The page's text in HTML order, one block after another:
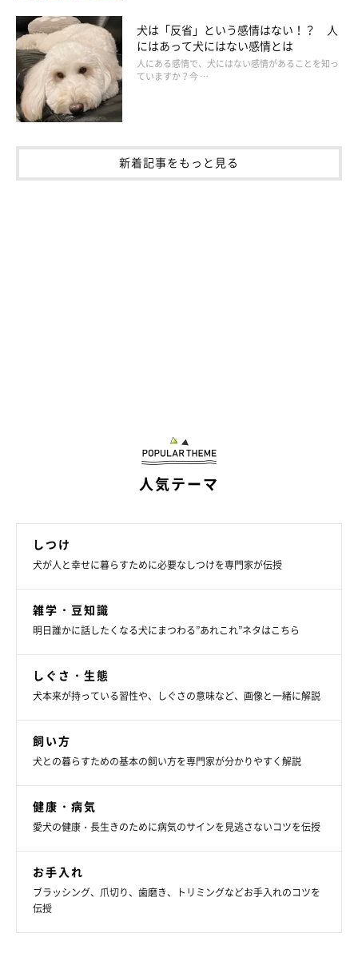
取材•イラスト：ふじいまさこ ／ 文：本吉恭子
監修
藤井仁美先生
獣医師、ペットカウンセラー。英国でペットカウンセリングの資
格を取得し、動物病院などで活動。現在、東京都渋谷区の代官山
動物病院に勤務
犬は「反省」という感情はない！？ 人
にはあって犬にはない感情とは
人にある感情で、犬にはない感情があることを知っ
ていますか？今 …
新着記事をもっと見る
人気テーマ
しつけ
犬が人と幸せに暮らすために必要なしつけを専門家が伝授
雑学・豆知識
明日誰かに話したくなる犬にまつわる”あれこれ”ネタはこちら
しぐさ・生態
犬本来が持っている習性や、しぐさの意味など、画像と一緒に解説
飼い方
犬との暮らすための基本の飼い方を専門家が分かりやすく解説
健康・病気
愛犬の健康・長生きのために病気のサインを見逃さないコツを伝授
お手入れ
ブラッシング、爪切り、歯磨き、トリミングなどお手入れのコツを
伝授